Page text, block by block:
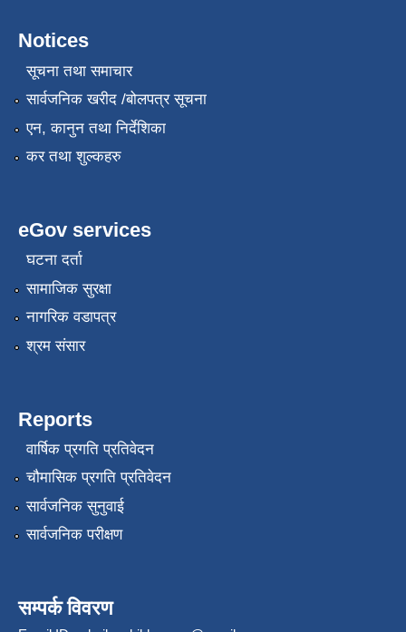
Notices
सूचना तथा समाचार
सार्वजनिक खरीद /बोलपत्र सूचना
एन, कानुन तथा निर्देशिका
कर तथा शुल्कहरु
eGov services
घटना दर्ता
सामाजिक सुरक्षा
नागरिक वडापत्र
श्रम संसार
Reports
वार्षिक प्रगति प्रतिवेदन
चौमासिक प्रगति प्रतिवेदन
सार्वजनिक सुनुवाई
सार्वजनिक परीक्षण
सम्पर्क विवरण